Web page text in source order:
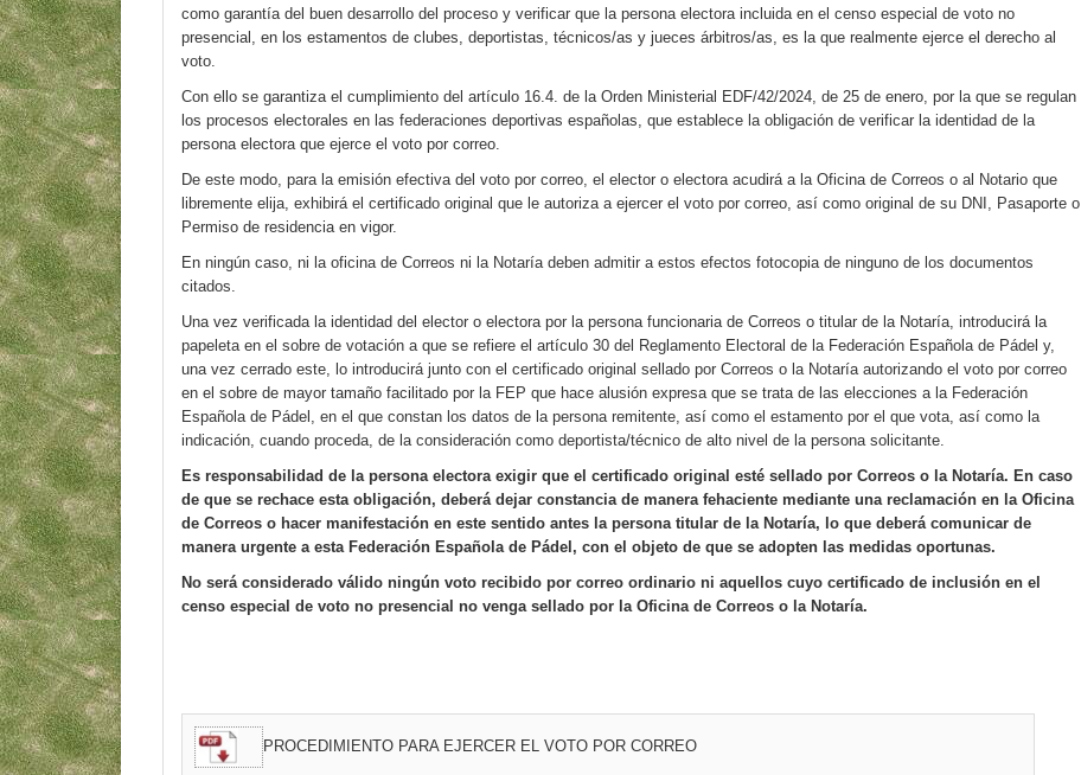
como garantía del buen desarrollo del proceso y verificar que la persona electora incluida en el censo especial de voto no
presencial, en los estamentos de clubes, deportistas, técnicos/as y jueces árbitros/as, es la que realmente ejerce el derecho al
voto.
Con ello se garantiza el cumplimiento del artículo 16.4. de la Orden Ministerial EDF/42/2024, de 25 de enero, por la que se regulan
los procesos electorales en las federaciones deportivas españolas, que establece la obligación de verificar la identidad de la
persona electora que ejerce el voto por correo.
De este modo, para la emisión efectiva del voto por correo, el elector o electora acudirá a la Oficina de Correos o al Notario que
libremente elija, exhibirá el certificado original que le autoriza a ejercer el voto por correo, así como original de su DNI, Pasaporte o
Permiso de residencia en vigor.
En ningún caso, ni la oficina de Correos ni la Notaría deben admitir a estos efectos fotocopia de ninguno de los documentos
citados.
Una vez verificada la identidad del elector o electora por la persona funcionaria de Correos o titular de la Notaría, introducirá la
papeleta en el sobre de votación a que se refiere el artículo 30 del Reglamento Electoral de la Federación Española de Pádel y,
una vez cerrado este, lo introducirá junto con el certificado original sellado por Correos o la Notaría autorizando el voto por correo
en el sobre de mayor tamaño facilitado por la FEP que hace alusión expresa que se trata de las elecciones a la Federación
Española de Pádel, en el que constan los datos de la persona remitente, así como el estamento por el que vota, así como la
indicación, cuando proceda, de la consideración como deportista/técnico de alto nivel de la persona solicitante.
Es responsabilidad de la persona electora exigir que el certificado original esté sellado por Correos o la Notaría. En caso
de que se rechace esta obligación, deberá dejar constancia de manera fehaciente mediante una reclamación en la Oficina
de Correos o hacer manifestación en este sentido antes la persona titular de la Notaría, lo que deberá comunicar de
manera urgente a esta Federación Española de Pádel, con el objeto de que se adopten las medidas oportunas.
No será considerado válido ningún voto recibido por correo ordinario ni aquellos cuyo certificado de inclusión en el
censo especial de voto no presencial no venga sellado por la Oficina de Correos o la Notaría.
PROCEDIMIENTO PARA EJERCER EL VOTO POR CORREO